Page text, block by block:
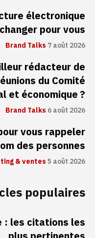
électronique
pour vous
Brand Talks7 août 2026
rédacteur de
du Comité
et économique ?
Brand Talks6 août 2026
vous rappeler
des personnes
& ventes5 août 2026
populaires
: les citations les